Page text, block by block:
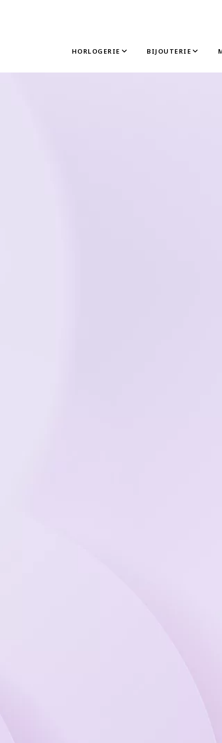
HORLOGERIE BIJOUTERIE